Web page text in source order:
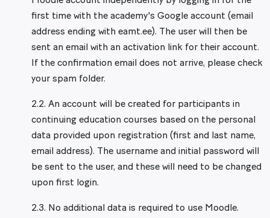
first time with the academy's Google account (email
address ending with eamt.ee). The user will then be
sent an email with an activation link for their account.
If the confirmation email does not arrive, please check
your spam folder.
2.2. An account will be created for participants in
continuing education courses based on the personal
data provided upon registration (first and last name,
email address). The username and initial password will
be sent to the user, and these will need to be changed
upon first login.
2.3. No additional data is required to use Moodle.